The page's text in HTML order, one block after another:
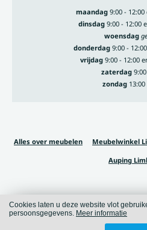
maandag9:00 - 12:00
dinsdag 9:00 - 12:00
woensdag
donderdag9:00 -
vrijdag 9:00 - 12:00
zaterdag
zondag
Alles over meubelen Meubelwinkel
Auping
Cookies
Cookies laten u deze website vlot
persoonsgegevens. Meer informatie